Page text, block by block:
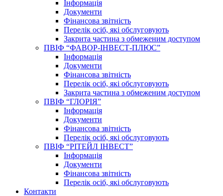
Інформація
Документи
Фінансова звітність
Перелік осіб, які обслуговують
Закрита частина з обмеженим доступом
ПВІФ “ФАВОР-ІНВЕСТ-ПЛЮС”
Інформація
Документи
Фінансова звітність
Перелік осіб, які обслуговують
Закрита частина з обмеженим доступом
ПВІФ “ГЛОРІЯ”
Інформація
Документи
Фінансова звітність
Перелік осіб, які обслуговують
ПВІФ “РІТЕЙЛ ІНВЕСТ”
Інформація
Документи
Фінансова звітність
Перелік осіб, які обслуговують
Контакти